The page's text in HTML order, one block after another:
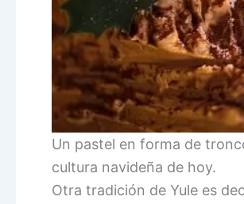
Un pastel en forma de
cultura navideña de hoy.
Otra tradición de Yule es